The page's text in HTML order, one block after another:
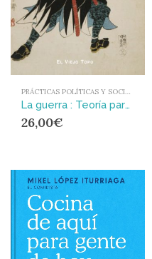
PRÁCTICAS POLÍTICAS Y SOCIALES
La guerra : Teoría para los conflictos del siglo XXI
26,00€